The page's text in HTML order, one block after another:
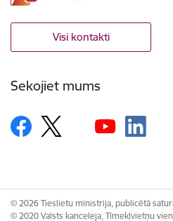
Visi kontakti
Sekojiet mums
© 2026 Tieslietu ministrija, publicētā
© 2020 Valsts kanceleja, Tīmekļvietņu